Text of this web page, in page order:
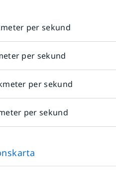
per sekund
per sekund
per sekund
per sekund